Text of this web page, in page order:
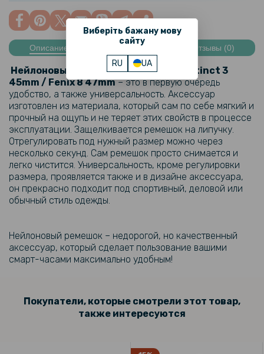
Виберіть бажану мову
сайту
RU UA
459 грн
Ремешок Nylon Military для смарт-часов Amazfit Pop 3R / Pop 3S
22mm
399 грн
Ремешок Textile Elastic для смарт-часов Xiaomi Black Shark S1 / S1
Pro / GT / GT3 / GT3 Neo / GS3, 22mm
509 грн
599 грн
Ремешок Silicone Magnetic для смарт-часов Garmin Descent G1 /
730 грн
859 грн
127 грн
Описание Характеристики Отзывы (0)
Нейлоновый ремешок дляGarmin Instinct 3
45mm / Fenix 8 47mm– это в первую очередь
удобство, а также универсальность. Аксессуар
изготовлен из материала, который сам по себе мягкий и
прочный на ощупь и не теряет этих свойств в процессе
эксплуатации. Защелкивается ремешок на липучку.
Отрегулировать под нужный размер можно через
несколько секунд. Сам ремешок просто снимается и
легко чистится. Универсальность, кроме регулировки
размера, проявляется также и в дизайне аксессуара,
он прекрасно подходит под спортивный, деловой или
обычный стиль одежды.
Нейлоновый ремешок – недорогой, но качественный
аксессуар, который сделает пользование вашими
смарт-часами максимально удобным!
Покупатели, которые смотрели этот товар,
также интересуются